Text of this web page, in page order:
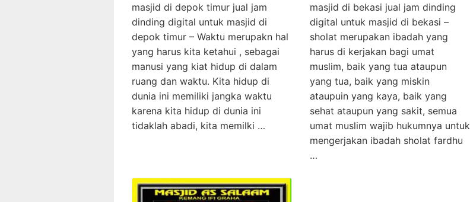
masjid di depok timur jual jam
dinding digital untuk masjid di
depok timur – Waktu merupakn hal
yang harus kita ketahui , sebagai
manusi yang kiat hidup di dalam
ruang dan waktu. Kita hidup di
dunia ini memiliki jangka waktu
karena kita hidup di dunia ini
tidaklah abadi, kita memilki …
masjid di bekasi jual jam dinding
digital untuk masjid di bekasi –
sholat merupakan ibadah yang
harus di kerjakan bagi umat
muslim, baik yang tua ataupun
yang tua, baik yang miskin
ataupuin yang kaya, baik yang
sehat ataupun yang sakit, semua
umat muslim wajib hukumnya untuk
mengerjakan ibadah sholat fardhu
…